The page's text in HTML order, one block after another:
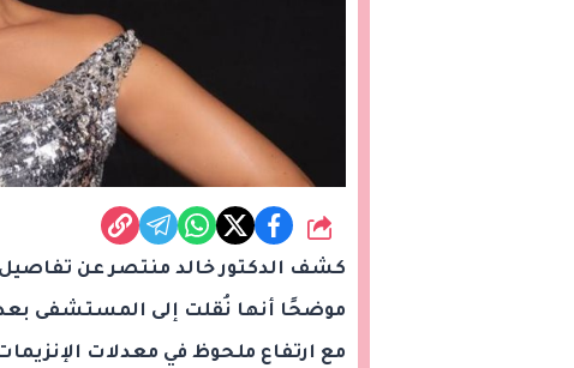
شارك
كشف الدكتور خالد منتصر عن تفاصيل
موضحًا أنها نُقلت إلى المستشفى بعد
مع ارتفاع ملحوظ في معدلات